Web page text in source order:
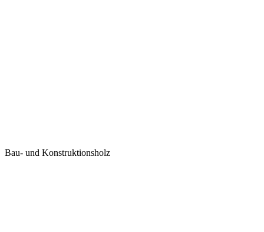
Bau- und Konstruktionsholz